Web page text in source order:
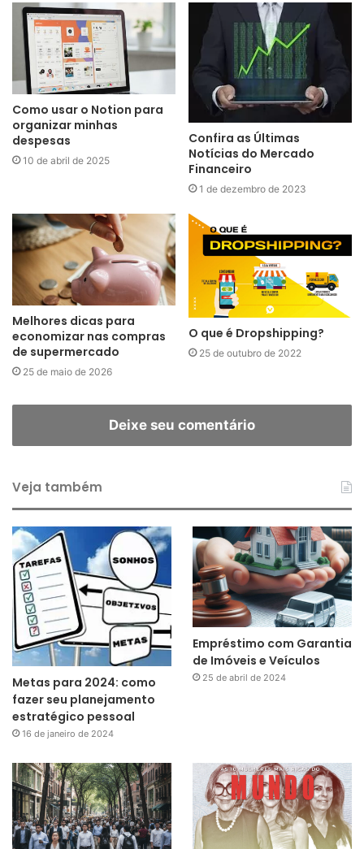
Como usar o Notion para
organizar minhas
despesas
10 de abril de 2025
Confira as Últimas
Notícias do Mercado
Financeiro
1 de dezembro de 2023
Melhores dicas para
economizar nas compras
de supermercado
25 de maio de 2026
O que é Dropshipping?
25 de outubro de 2022
Deixe seu comentário
Veja também
Metas para 2024: como
fazer seu planejamento
estratégico pessoal
16 de janeiro de 2024
Empréstimo com Garantia
de Imóveis e Veículos
25 de abril de 2024